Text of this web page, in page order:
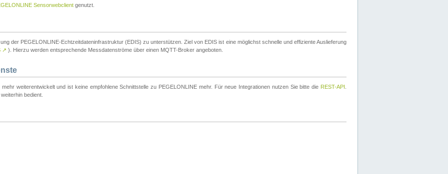
Sensorwebclient genutzt.
der PEGELONLINE-Echtzeitdateninfrastruktur (EDIS) zu unterstützen. Ziel von EDIS ist eine möglichst schnelle und effiziente Auslieferung
↗ ). Hierzu werden entsprechende Messdatenströme über einen MQTT-Broker angeboten.
weiterentwickelt und ist keine empfohlene Schnittstelle zu PEGELONLINE mehr. Für neue Integrationen nutzen Sie bitte die REST-API
bedient.